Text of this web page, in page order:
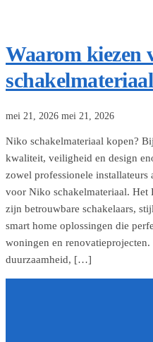
Waarom kiezen
mei 21, 2026 mei 21, 2026
Niko schakelmateriaal kopen?
kwaliteit, veiligheid en design
zowel professionele installateurs
voor Niko schakelmateriaal. Het
zijn betrouwbare schakelaars,
smart home oplossingen die
woningen en
duurzaamheid, […]